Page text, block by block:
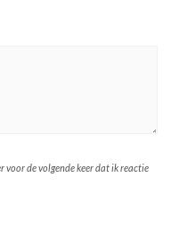
voor de volgende keer dat ik reactie